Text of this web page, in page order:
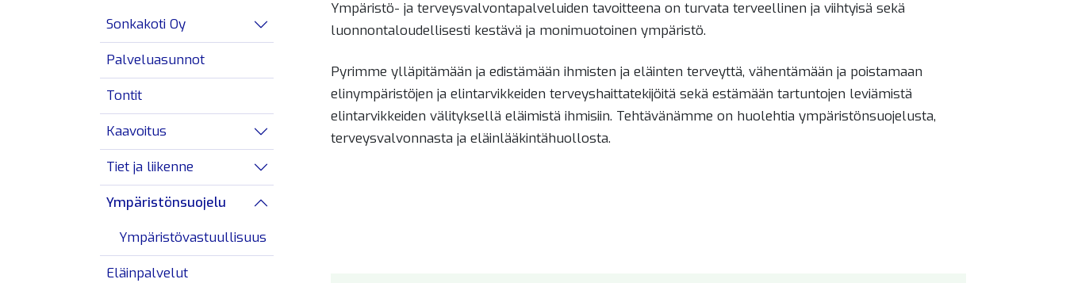
Avaa/sulje alavalikko
Sonkakoti Oy
Palveluasunnot
Tontit
Avaa/sulje alavalikko
Kaavoitus
Avaa/sulje alavalikko
Tiet ja liikenne
Ympäristönsuojelu
Ympäristövastuullisuus
Eläinpalvelut
Ympäristö- ja terveysvalvontapalveluiden tavoitteena on turvata terveellinen ja viihtyisä sekä
luonnontaloudellisesti kestävä ja monimuotoinen ympäristö.
Pyrimme ylläpitämään ja edistämään ihmisten ja eläinten terveyttä, vähentämään ja poistamaan
elinympäristöjen ja elintarvikkeiden terveyshaittatekijöitä sekä estämään tartuntojen leviämistä
elintarvikkeiden välityksellä eläimistä ihmisiin. Tehtävänämme on huolehtia ympäristönsuojelusta,
terveysvalvonnasta ja eläinlääkintähuollosta.